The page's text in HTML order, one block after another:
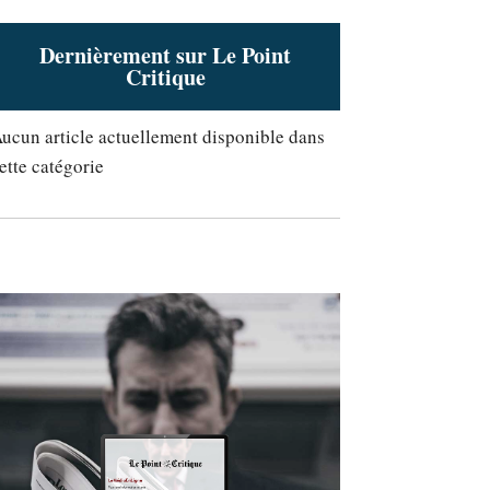
Dernièrement sur Le Point
Critique
article actuellement disponible dans
catégorie